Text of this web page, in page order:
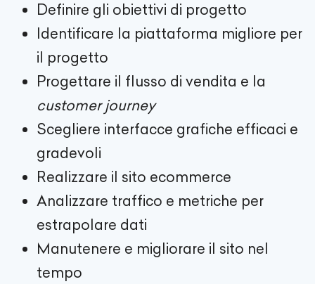
Definire gli obiettivi di progetto
Identificare la piattaforma migliore per
il progetto
Progettare il flusso di vendita e la
customer journey
Scegliere interfacce grafiche efficaci e
gradevoli
Realizzare il sito ecommerce
Analizzare traffico e metriche per
estrapolare dati
Manutenere e migliorare il sito nel
tempo